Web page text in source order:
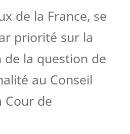
de la France, se
priorité sur la
la question de
au Conseil
Cour de